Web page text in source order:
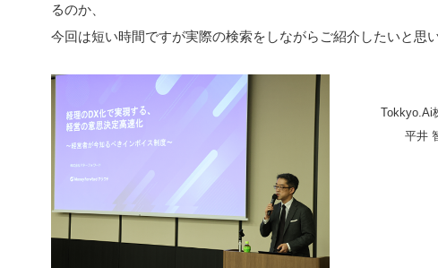
るのか、
今回は短い時間ですが実際の検索をしながらご紹介したいと思い
Tokkyo.Ai
平井